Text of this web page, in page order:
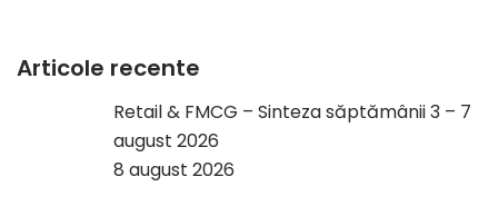
Articole recente
Retail & FMCG – Sinteza săptămânii 3 – 7
august 2026
8 august 2026